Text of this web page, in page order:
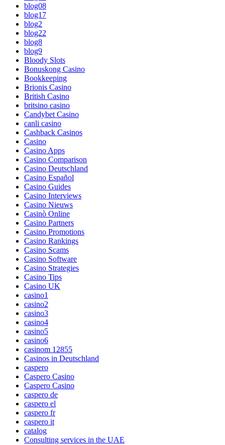
blog08
blog17
blog2
blog22
blog8
blog9
Bloody Slots
Bonuskong Casino
Bookkeeping
Brionis Casino
British Casino
britsino casino
Candybet Casino
canli casino
Cashback Casinos
Casino
Casino Apps
Casino Comparison
Casino Deutschland
Casino Español
Casino Guides
Casino Interviews
Casino Nieuws
Casinò Online
Casino Partners
Casino Promotions
Casino Rankings
Casino Scams
Casino Software
Casino Strategies
Casino Tips
Casino UK
casino1
casino2
casino3
casino4
casino5
casino6
casinom 12855
Casinos in Deutschland
caspero
Caspero Casino
Caspero Casino
caspero de
caspero el
caspero fr
caspero it
catalog
Consulting services in the UAE